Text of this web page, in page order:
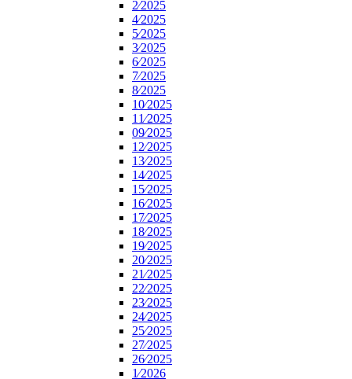
2⁄2025
4⁄2025
5⁄2025
3⁄2025
6⁄2025
7⁄2025
8⁄2025
10⁄2025
11⁄2025
09⁄2025
12⁄2025
13⁄2025
14⁄2025
15⁄2025
16⁄2025
17⁄2025
18⁄2025
19⁄2025
20⁄2025
21⁄2025
22⁄2025
23⁄2025
24⁄2025
25⁄2025
27⁄2025
26⁄2025
1⁄2026